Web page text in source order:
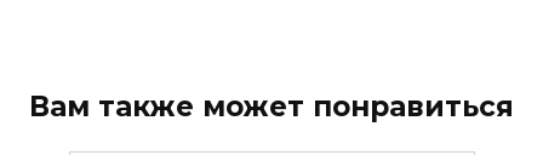
Вам также может понравиться